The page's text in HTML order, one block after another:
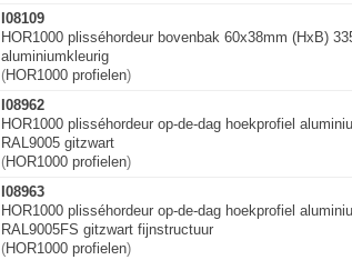
I08109
HOR1000 plisséhordeur bovenbak 60x38mm (HxB)
aluminiumkleurig
(HOR1000 profielen)
I08962
HOR1000 plisséhordeur op-de-dag hoekprofiel
RAL9005 gitzwart
(HOR1000 profielen)
I08963
HOR1000 plisséhordeur op-de-dag hoekprofiel
RAL9005FS gitzwart fijnstructuur
(HOR1000 profielen)